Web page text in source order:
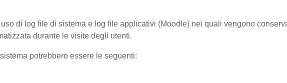
di log file di sistema e log file applicativi (Moodle) nei quali vengono
durante le visite degli utenti.
potrebbero essere le seguenti: